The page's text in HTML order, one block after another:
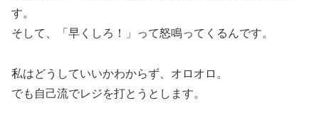
す。
そして、「早くしろ！」って怒鳴ってくるんです。
私はどうしていいかわからず、オロオロ。
でも自己流でレジを打とうとします。